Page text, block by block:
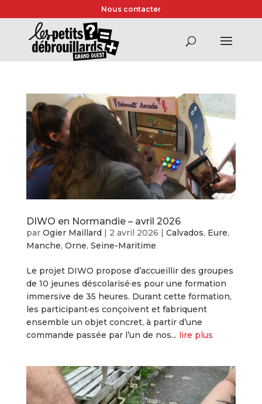
Nous contacter
DIWO en Normandie – avril 2026
par Ogier Maillard 2 avril 2026 Calvados, Eure,
Manche, Orne, Seine-Maritime
Le projet DIWO propose d’accueillir des groupes
de 10 jeunes déscolarisé·es pour une formation
immersive de 35 heures. Durant cette formation,
les participant·es conçoivent et fabriquent
ensemble un objet concret, à partir d’une
commande passée par l’un de nos... lire plus